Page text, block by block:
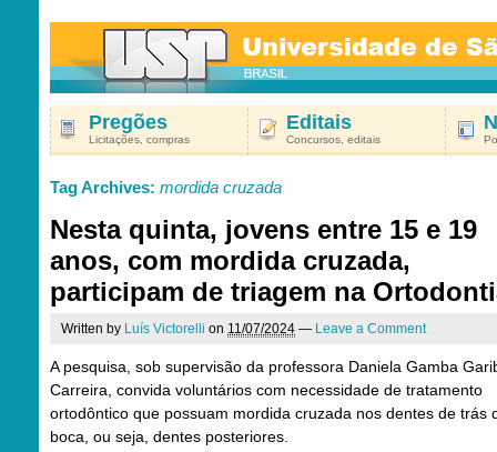
Pregões
Licitações, compras
Editais
Concursos, editais
Tag Archives: mordida cruzada
Nesta quinta, jovens entre 15 e 19
anos, com mordida cruzada,
participam de triagem na
Written by Luís Victorelli on 11/07/2024 — Leave a Comment
A pesquisa, sob supervisão da professora Daniela Gamba
Carreira, convida voluntários com necessidade de tratamento
ortodôntico que possuam mordida cruzada nos dentes de trás
boca, ou seja, dentes posteriores.